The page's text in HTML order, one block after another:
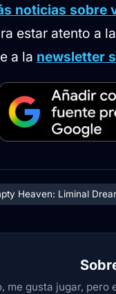
noticias sobre
estar atento a
a la newsletter
Heaven: Liminal
me gusta jugar,